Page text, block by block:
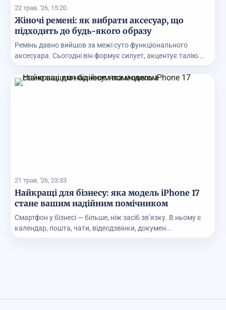
22 трав. '26, 15:20
Жіночі ремені: як вибрати аксесуар, що
підходить до будь-якого образу
Ремінь давно вийшов за межі суто функціонального
аксесуара. Сьогодні він формує силует, акцентує талію...
21 трав. '26, 23:33
Найкращі для бізнесу: яка модель iPhone 17
стане вашим надійним помічником
Смартфон у бізнесі — більше, ніж засіб зв’язку. В ньому є
календар, пошта, чати, відеодзвінки, докумен...